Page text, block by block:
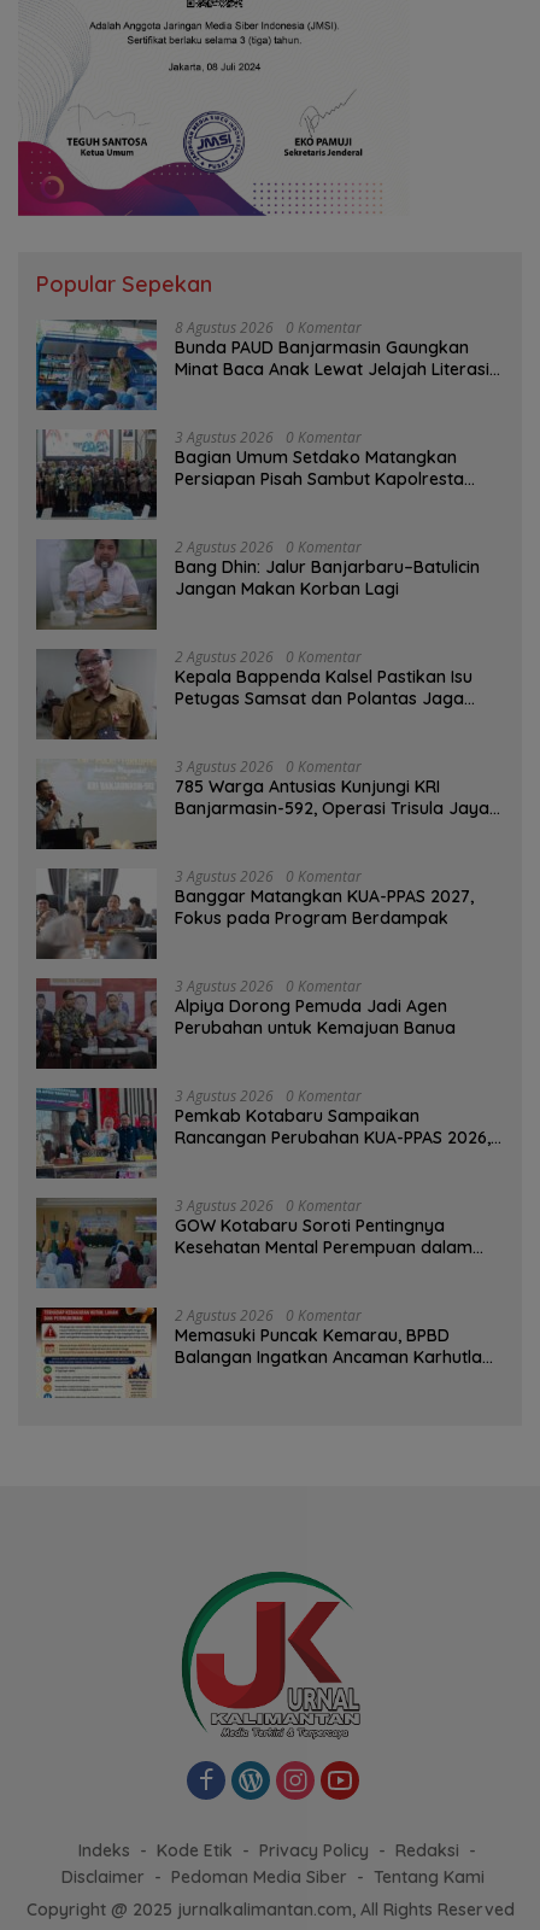
Popular Sepekan
8 Agustus 2026 0 Komentar
Bunda PAUD Banjarmasin Gaungkan
Minat Baca Anak Lewat Jelajah Literasi
3 Agustus 2026 0 Komentar
Bagian Umum Setdako Matangkan
Persiapan Pisah Sambut Kapolresta
2 Agustus 2026 0 Komentar
Bang Dhin: Jalur Banjarbaru–Batulicin
Jangan Makan Korban Lagi
2 Agustus 2026 0 Komentar
Kepala Bappenda Kalsel Pastikan Isu
Petugas Samsat dan Polantas Jaga
3 Agustus 2026 0 Komentar
785 Warga Antusias Kunjungi KRI
Banjarmasin-592, Operasi Trisula Jaya
3 Agustus 2026 0 Komentar
‎Banggar Matangkan KUA-PPAS 2027,
Fokus pada Program Berdampak
3 Agustus 2026 0 Komentar
‎Alpiya Dorong Pemuda Jadi Agen
Perubahan untuk Kemajuan Banua ‎
3 Agustus 2026 0 Komentar
Pemkab Kotabaru Sampaikan
Rancangan Perubahan KUA-PPAS 2026,
3 Agustus 2026 0 Komentar
GOW Kotabaru Soroti Pentingnya
Kesehatan Mental Perempuan dalam
2 Agustus 2026 0 Komentar
Memasuki Puncak Kemarau, BPBD
Balangan Ingatkan Ancaman Karhutla
Indeks Kode Etik Privacy Policy
Redaksi
Disclaimer
Pedoman Media Siber
Tentang Kami
Copyright @ 2025 jurnalkalimantan.com, All Rights Reserved